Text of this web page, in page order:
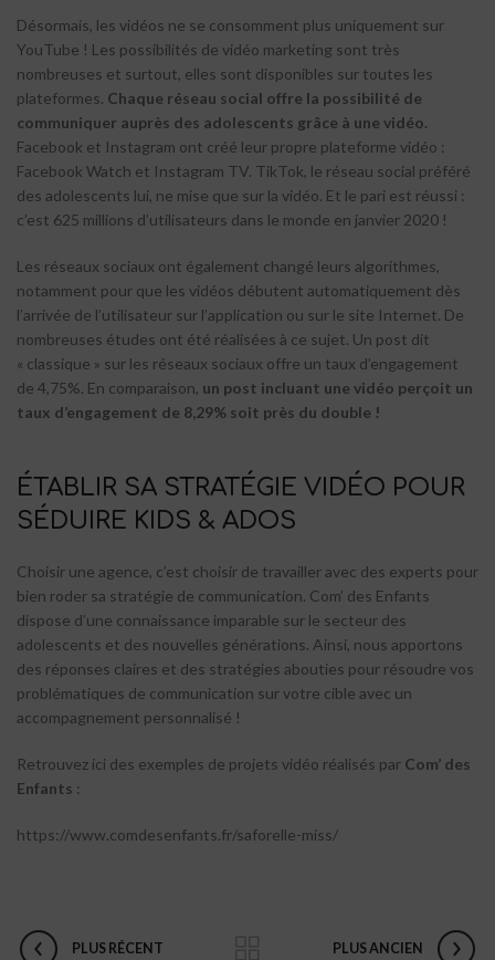
Désormais, les vidéos ne se consomment plus uniquement sur
YouTube ! Les possibilités de vidéo marketing sont très
nombreuses et surtout, elles sont disponibles sur toutes les
plateformes. Chaque réseau social offre la possibilité de
communiquer auprès des adolescents grâce à une vidéo.
Facebook et Instagram ont créé leur propre plateforme vidéo :
Facebook Watch et Instagram TV. TikTok, le réseau social préféré
des adolescents lui, ne mise que sur la vidéo. Et le pari est réussi :
c’est 625 millions d’utilisateurs dans le monde en janvier 2020 !
Les réseaux sociaux ont également changé leurs algorithmes,
notamment pour que les vidéos débutent automatiquement dès
l’arrivée de l’utilisateur sur l’application ou sur le site Internet. De
nombreuses études ont été réalisées à ce sujet. Un post dit
« classique » sur les réseaux sociaux offre un taux d’engagement
de 4,75%. En comparaison, un post incluant une vidéo perçoit un
taux d’engagement de 8,29% soit près du double !
ÉTABLIR SA STRATÉGIE VIDÉO POUR
SÉDUIRE KIDS & ADOS
Choisir une agence, c’est choisir de travailler avec des experts pour
bien roder sa stratégie de communication. Com’ des Enfants
dispose d’une connaissance imparable sur le secteur des
adolescents et des nouvelles générations. Ainsi, nous apportons
des réponses claires et des stratégies abouties pour résoudre vos
problématiques de communication sur votre cible avec un
accompagnement personnalisé !
Retrouvez ici des exemples de projets vidéo réalisés par Com’ des
Enfants :
https://www.comdesenfants.fr/saforelle-miss/
PLUS RÉCENT PLUS ANCIEN